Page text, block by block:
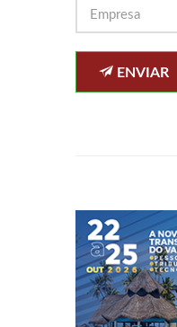
ENVIAR